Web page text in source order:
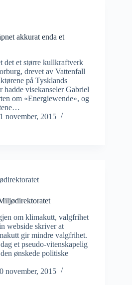
akkurat enda et
det et større kullkraftverk
drevet av Vattenfall
på Tysklands
hadde visekanseler Gabriel
om «Energiewende», og
november, 2015
om klimakutt, valgfrihet
webside skriver at
gir mindre valgfrihet.
et pseudo-vitenskapelig
ønskede politiske
november, 2015